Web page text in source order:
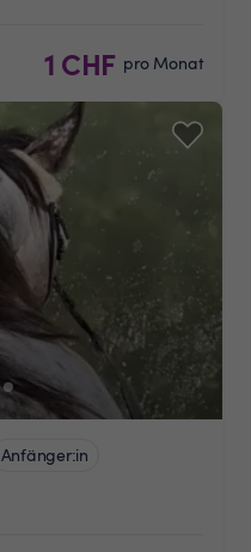
1 CHF pro Monat
Anfänger:in